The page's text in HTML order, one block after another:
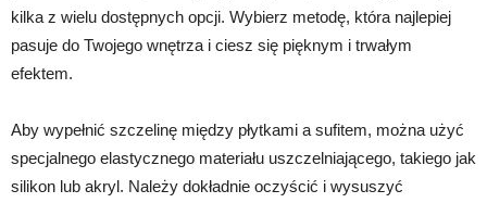
kilka z wielu dostępnych opcji. Wybierz metodę, która najlepiej
pasuje do Twojego wnętrza i ciesz się pięknym i trwałym
efektem.
Aby wypełnić szczelinę między płytkami a sufitem, można użyć
specjalnego elastycznego materiału uszczelniającego, takiego jak
silikon lub akryl. Należy dokładnie oczyścić i wysuszyć